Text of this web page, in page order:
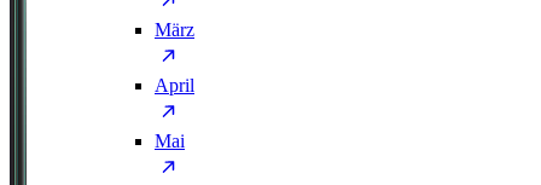
März
April
Mai